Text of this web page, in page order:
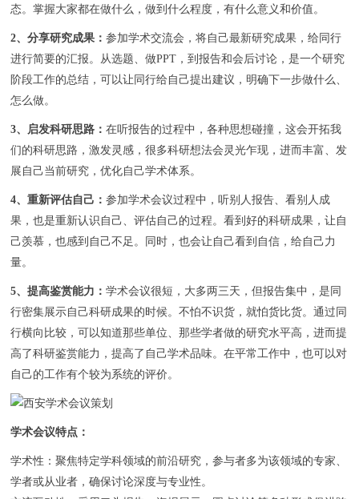
态。掌握大家都在做什么，做到什么程度，有什么意义和价值。
2、分享研究成果：参加学术交流会，将自己最新研究成果，给同行
进行简要的汇报。从选题、做PPT，到报告和会后讨论，是一个研究
阶段工作的总结，可以让同行给自己提出建议，明确下一步做什么、
怎么做。
3、启发科研思路：在听报告的过程中，各种思想碰撞，这会开拓我
们的科研思路，激发灵感，很多科研想法会灵光乍现，进而丰富、发
展自己当前研究，优化自己学术体系。
4、重新评估自己：参加学术会议过程中，听别人报告、看别人成
果，也是重新认识自己、评估自己的过程。看到好的科研成果，让自
己羡慕，也感到自己不足。同时，也会让自己看到自信，给自己力
量。
5、提高鉴赏能力：学术会议很短，大多两三天，但报告集中，是同
行密集展示自己科研成果的时候。不怕不识货，就怕货比货。通过同
行横向比较，可以知道那些单位、那些学者做的研究水平高，进而提
高了科研鉴赏能力，提高了自己学术品味。在平常工作中，也可以对
自己的工作有个较为系统的评价。
学术会议特点：
学术性：聚焦特定学科领域的前沿研究，参与者多为该领域的专家、
学者或从业者，确保讨论深度与专业性。